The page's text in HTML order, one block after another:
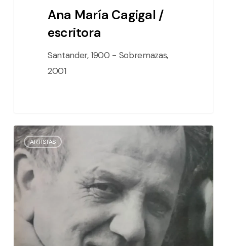
Ana María Cagigal /
escritora
Santander, 1900 - Sobremazas,
2001
Rufino
Ceballos
pintor
ARTÍSTAS